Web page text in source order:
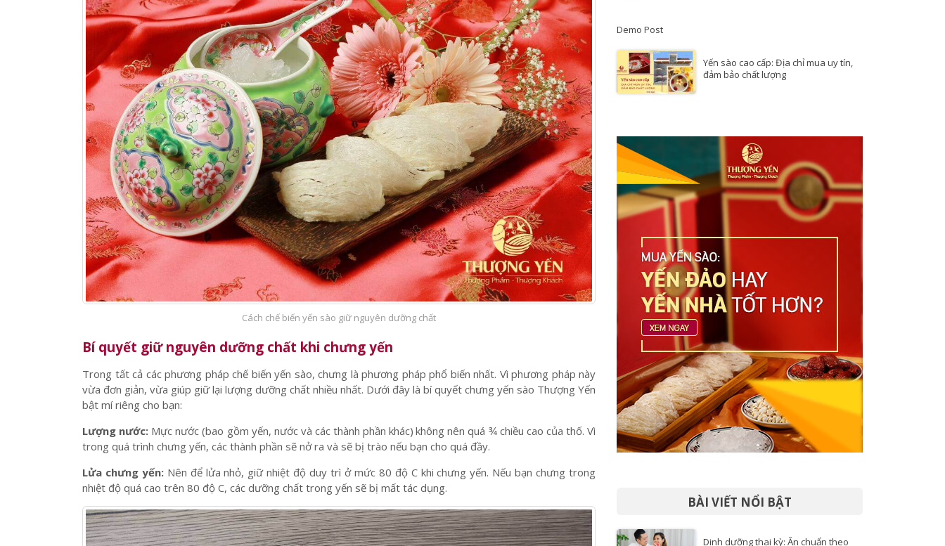
Bí quyết giữ nguyên dưỡng chất khi chưng yến
vừa đơn giản, vừa giúp giữ lại lượng dưỡng chất nhiều nhất. Dưới đây là bí quyết chưng yến sào Thượng Yến
bật mí riêng cho bạn:
Lượng nước:Mực nước (bao gồm yến, nước và các thành phần khác);không nên quá ¾ chiều cao của thố. Vì
trong quá trình chưng yến, các thành phần sẽ nở ra và sẽ bị trào nếu bạn cho quá đầy.
Lửa chưng yến:Nên để lửa nhỏ, giữ nhiệt độ duy trì ở mức 80 độ C khi chưng yến. Nếu bạn chưng trong
nhiệt độ quá cao trên 80 độ C, các dưỡng chất trong yến sẽ bị mất tác dụng.
Như Ý
Demo Post